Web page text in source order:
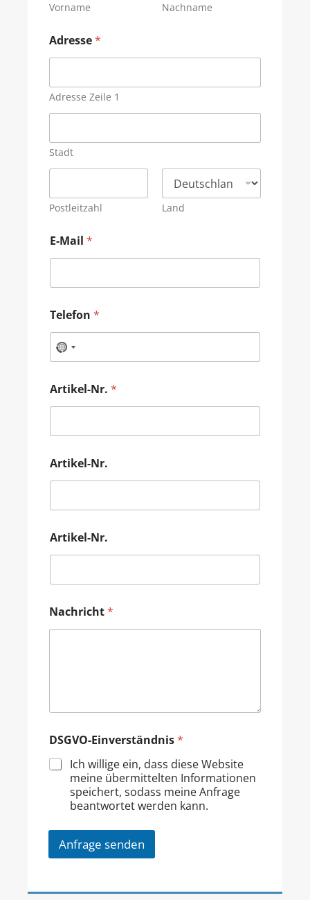
Vorname Nachname
Adresse*
Adresse Zeile 1
Stadt
Postleitzahl Land
E-Mail *
Telefon *
Artikel-Nr. *
Artikel-Nr.
Artikel-Nr.
Nachricht*
DSGVO-Einverständnis*
Ich willige ein, dass diese Website
meine übermittelten Informationen
speichert, sodass meine Anfrage
beantwortet werden kann.
Anfrage senden